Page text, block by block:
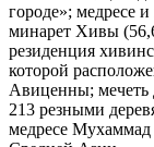
городе»; медресе
минарет Хивы
резиденция
которой
Авиценны; мечеть
213 резными
медресе